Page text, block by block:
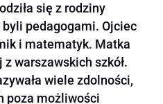
się z rodziny
pedagogami. Ojciec
i matematyk. Matka
z warszawskich szkół.
wiele zdolności,
poza możliwości